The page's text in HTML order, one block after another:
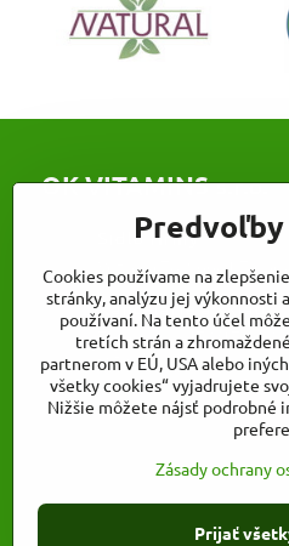
OK VITAMINS s.r.o.
Sídlo firmy
Voznica 78, 96681
Kancelárie a sklad
Továrenská 472/17, 962
- stred
Cookies používame na
stránky, analýzu jej výkonnosti
používaní. Na tento účel
tretích strán a
partnerom v EÚ, USA alebo
všetky cookies“ vyjadrujete
Nižšie môžete nájsť podrobné
Zásady ochrany
Prijať